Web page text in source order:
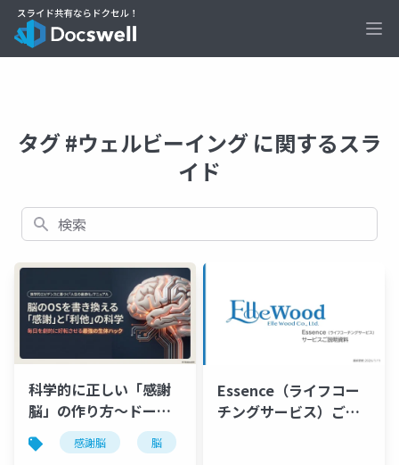
タグ #ウェルビーイング に関するスラ
イド
検索
科学的に正しい「感謝
脳」の作り方〜ドーパ
ミン・セロトニンを操
る5つの習慣〜
感謝脳 脳
Essence（ライフコー
チングサービス）ご説